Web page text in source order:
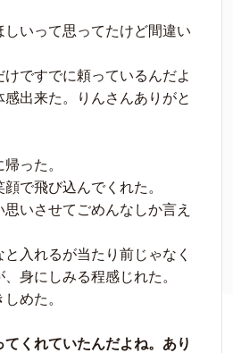
いって思ってたけど間違い
けですでに頼っているんだよ
出来た。りんさんありがと
った。
で飛び込んでくれた。
いさせてごめんなしか言え
入れるが当たり前じゃなく
身にしみる程感じれた。
めた。
くれていたんだよね。あり